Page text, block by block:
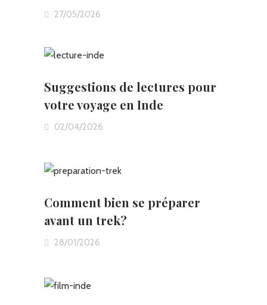
27/05/2026
Suggestions de lectures pour
votre voyage en Inde
02/04/2026
Comment bien se préparer
avant un trek?
28/01/2026